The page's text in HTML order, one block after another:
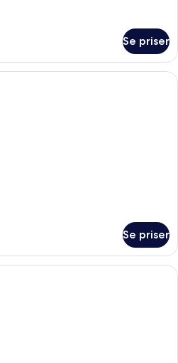
Se priser
Garden View Patio Room | Safe på
Se priser
Courtyard Double | Safe på